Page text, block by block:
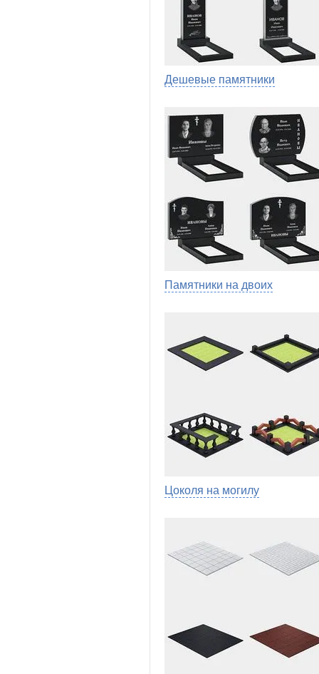
Дешевые памятники
Памятники на двоих
Цоколя на могилу